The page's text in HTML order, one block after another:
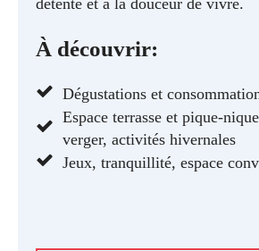
détente et à la douceur de vivre.
À découvrir:
Dégustations et
Espace terrasse et pique-
verger, activités hivernales
Jeux, tranquillité, espace